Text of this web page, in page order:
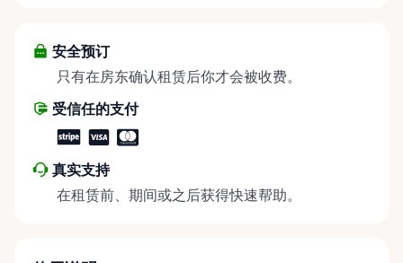
安全预订
只有在房东确认租赁后你才会被收费。
受信任的支付
真实支持
在租赁前、期间或之后获得快速帮助。